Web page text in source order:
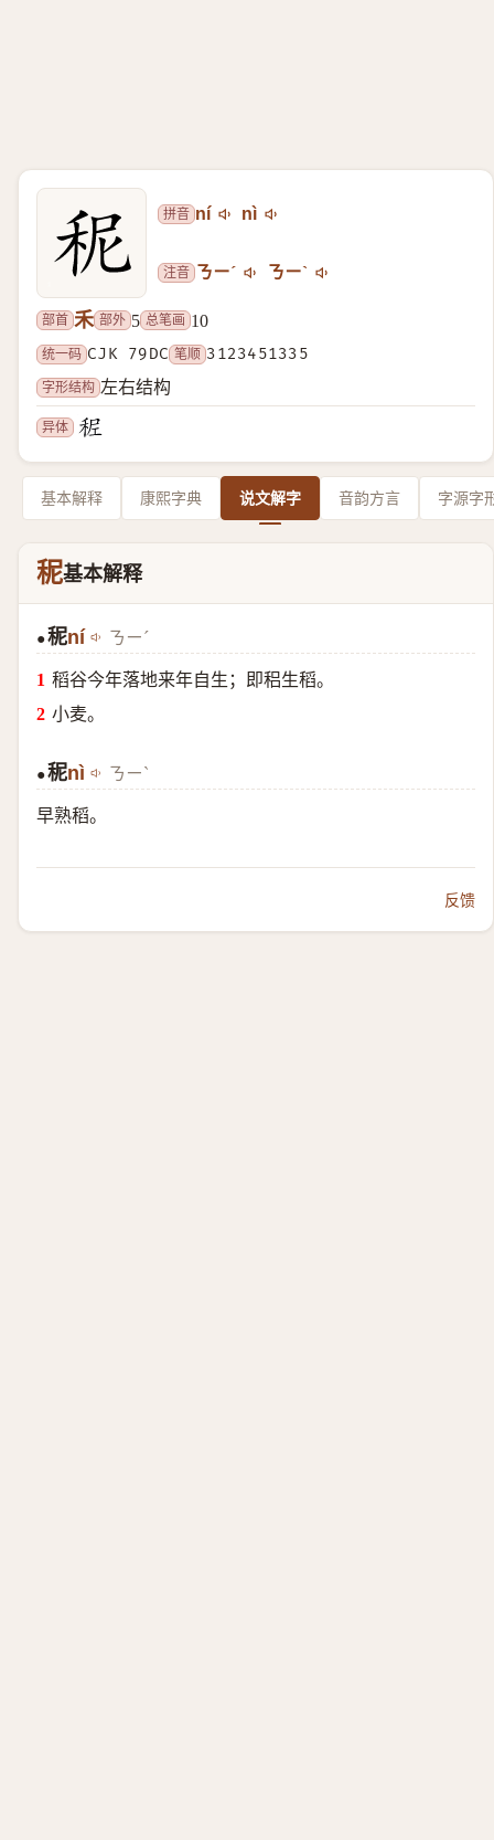
拼音 ní nì
注音 ㄋㄧˊ ㄋㄧˋ
部首 禾 部外 5 总笔画 10
统一码 CJK 79DC 笔顺 3123451335
字形结构 左右结构
异体
基本解释 康熙字典 说文解字 音韵方言 字源字
秜基本解释
●秜ní ㄋㄧˊ
稻谷今年落地来年自生；即稆生稻。
小麦。
●秜nì ㄋㄧˋ
早熟稻。
反馈